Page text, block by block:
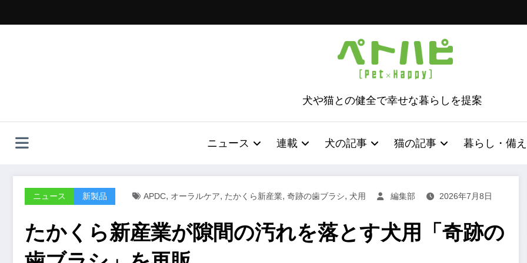
ッ
犬や猫との健全で幸せな暮らしを提案
ニュース 連載 犬の記事 猫の記事 暮らし・備え
ニュース 新製品 APDC, オーラルケア, たかくら新産業, 奇跡の歯ブラシ, 犬用 編集部 2026年7月8日
たかくら新産業が隙間の汚れを落とす犬用「奇跡の